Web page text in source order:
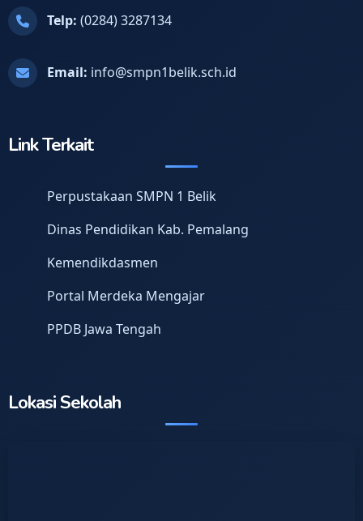
Telp: (0284) 3287134
Email: info@smpn1belik.sch.id
Link Terkait
Perpustakaan SMPN 1 Belik
Dinas Pendidikan Kab. Pemalang
Kemendikdasmen
Portal Merdeka Mengajar
PPDB Jawa Tengah
Lokasi Sekolah